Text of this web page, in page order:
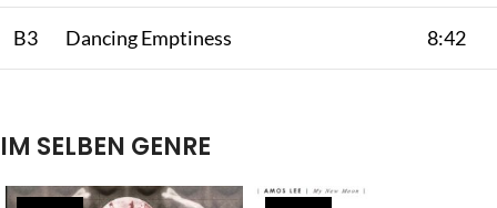
B3 Dancing Emptiness 8:42
IM SELBEN GENRE